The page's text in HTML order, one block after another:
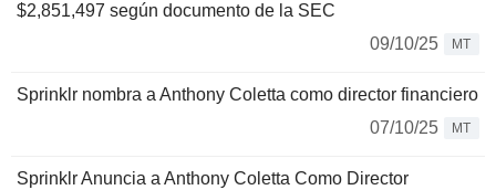
$2,851,497 según documento de la SEC
09/10/25
MT
Sprinklr nombra a Anthony Coletta como director financiero
07/10/25
MT
Sprinklr Anuncia a Anthony Coletta Como Director